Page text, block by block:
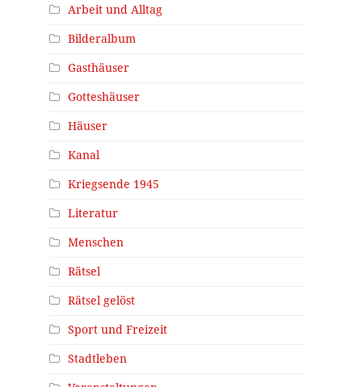
Arbeit und Alltag
Bilderalbum
Gasthäuser
Gotteshäuser
Häuser
Kanal
Kriegsende 1945
Literatur
Menschen
Rätsel
Rätsel gelöst
Sport und Freizeit
Stadtleben